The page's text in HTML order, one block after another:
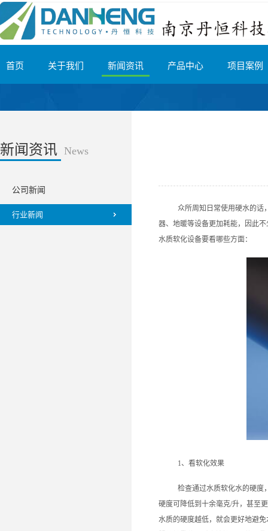
首页 关于我们 新闻资讯 产品中心 项目案例
新闻资讯 News
公司新闻
行业新闻
众所周知日常使用硬水的话
器、地暖等设备更加耗能，因此
水质软化设备要看哪些方面：
1、看软化效果
检查通过水质软化水的硬度
硬度可降低到十余毫克/升，甚至
水质的硬度越低，就会更好地避